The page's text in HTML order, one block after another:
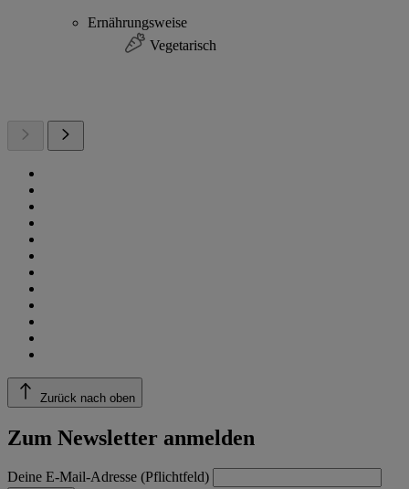
Ernährungsweise
Vegetarisch
Zurück nach oben
Zum Newsletter anmelden
Deine E-Mail-Adresse (Pflichtfeld)